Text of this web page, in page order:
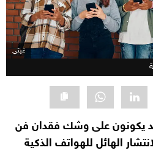
غيتي
يكونون على وشك فقدان فن
الهائل للهواتف الذكية